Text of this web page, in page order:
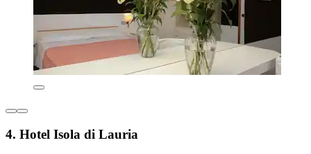
4. Hotel Isola di Lauria